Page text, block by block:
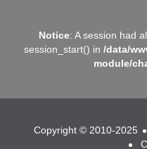
Notice: A session had
session_start() in /data/
module/
B Assistant en ligne
Copyright © 2010-2025